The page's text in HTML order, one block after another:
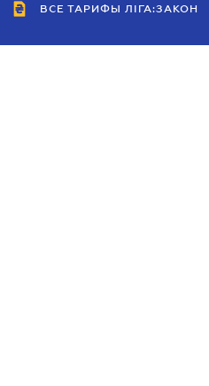
ВСЕ ТАРИФЫ ЛІГА:ЗАКОН